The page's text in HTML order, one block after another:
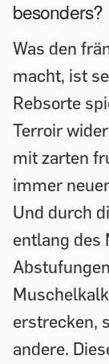
besonders?
Was den
macht, ist
Rebsorte
Terroir
mit zarten
immer
Und durch
entlang des
erstrecken,
andere.